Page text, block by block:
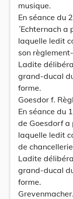
musique.
En séance du
´Echternach
laquelle ledit
son
Ladite
grand-ducal
forme.
Goesdor f.
En séance du
de Goesdorf a
laquelle ledit
de
Ladite
grand-ducal
forme.